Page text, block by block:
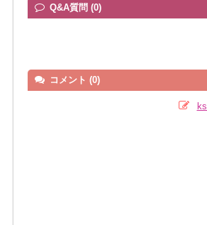
Q&A質問 (0)
コメント (0)